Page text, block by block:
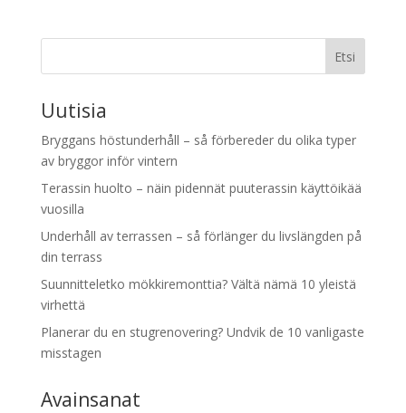
Etsi
Uutisia
Bryggans höstunderhåll – så förbereder du olika typer
av bryggor inför vintern
Terassin huolto – näin pidennät puuterassin käyttöikää
vuosilla
Underhåll av terrassen – så förlänger du livslängden på
din terrass
Suunnitteletko mökkiremonttia? Vältä nämä 10 yleistä
virhettä
Planerar du en stugrenovering? Undvik de 10 vanligaste
misstagen
Avainsanat